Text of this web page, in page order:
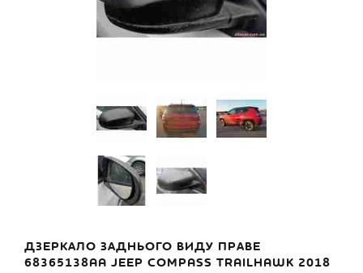
ДЗЕРКАЛО ЗАДНЬОГО ВИДУ ПРАВЕ
68365138AA JEEP COMPASS TRAILHAWK 2018